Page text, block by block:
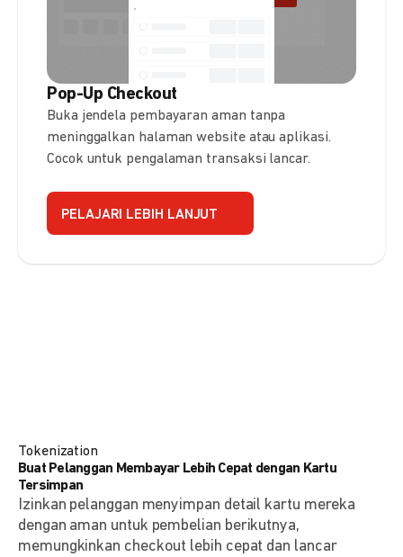
Pop-Up Checkout
Buka jendela pembayaran aman tanpa
meninggalkan halaman website atau aplikasi.
Cocok untuk pengalaman transaksi lancar.
PELAJARI LEBIH LANJUT
Tokenization
Buat Pelanggan Membayar Lebih Cepat dengan Kartu
Tersimpan
Izinkan pelanggan menyimpan detail kartu mereka
dengan aman untuk pembelian berikutnya,
memungkinkan checkout lebih cepat dan lancar